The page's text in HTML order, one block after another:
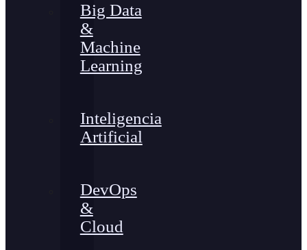
Big Data
&
Machine
Learning
Inteligencia
Artificial
DevOps
&
Cloud